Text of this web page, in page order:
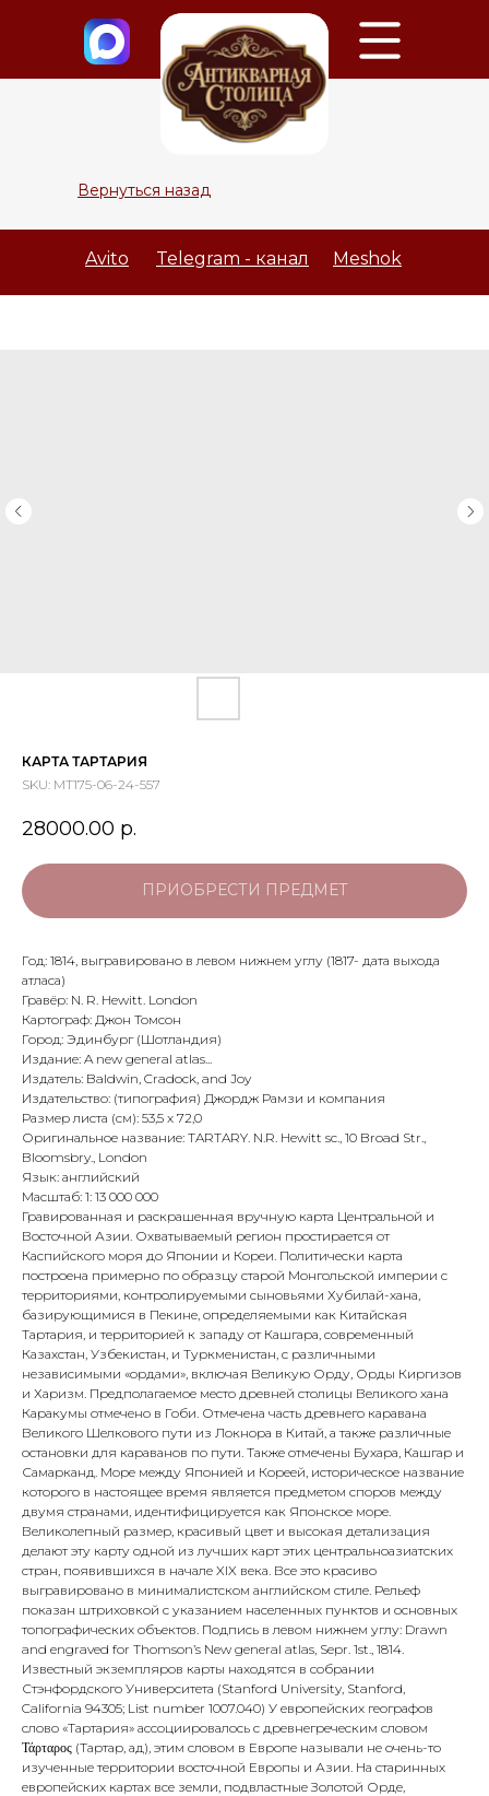
Вернуться назад
Meshok
Avito Telegram - канал
КАРТА ТАРТАРИЯ
SKU: МТ175-06-24-557
28000.00 р.
ПРИОБРЕСТИ ПРЕДМЕТ
Год: 1814, выгравировано в левом нижнем углу (1817- дата выхода
атласа)
Гравёр: N. R. Hewitt. London
Картограф: Джон Томсон
Город: Эдинбург (Шотландия)
Издание: A new general atlas...
Издатель: Baldwin, Cradock, and Joy
Издательство: (типография) Джордж Рамзи и компания
Размер листа (см): 53,5 x 72,0
Оригинальное название: TARTARY. N.R. Hewitt sc., 10 Broad Str.,
Bloomsbry., London
Язык: английский
Масштаб: 1: 13 000 000
Гравированная и раскрашенная вручную карта Центральной и
Восточной Азии. Охватываемый регион простирается от
Каспийского моря до Японии и Кореи. Политически карта
построена примерно по образцу старой Монгольской империи с
территориями, контролируемыми сыновьями Хубилай-хана,
базирующимися в Пекине, определяемыми как Китайская
Тартария, и территорией к западу от Кашгара, современный
Казахстан, Узбекистан, и Туркменистан, с различными
независимыми «ордами», включая Великую Орду, Орды Киргизов
и Харизм. Предполагаемое место древней столицы Великого хана
Каракумы отмечено в Гоби. Отмечена часть древнего каравана
Великого Шелкового пути из Локнора в Китай, а также различные
остановки для караванов по пути. Также отмечены Бухара, Кашгар и
Самарканд. Море между Японией и Кореей, историческое название
которого в настоящее время является предметом споров между
двумя странами, идентифицируется как Японское море.
Великолепный размер, красивый цвет и высокая детализация
делают эту карту одной из лучших карт этих центральноазиатских
стран, появившихся в начале XIX века. Все это красиво
выгравировано в минималистском английском стиле. Рельеф
показан штриховкой с указанием населенных пунктов и основных
топографических объектов. Подпись в левом нижнем углу: Drawn
and engraved for Thomson’s New general atlas, Sepr. 1st., 1814.
Известный экземпляров карты находятся в собрании
Стэнфордского Университета (Stanford University, Stanford,
California 94305; List number 1007.040) У европейских географов
слово «Тартария» ассоциировалось с древнегреческим словом
Τάρταρος (Тартар, ад), этим словом в Европе называли не очень-то
изученные территории восточной Европы и Азии. На старинных
европейских картах все земли, подвластные Золотой Орде,